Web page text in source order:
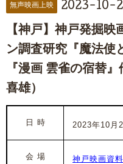
無声映画上映 2023-10-
【神戸】神戸発掘
ン調査研究『魔法使
『漫画 雲雀の宿替
喜雄）
日 時 2023年10月
会 場 神戸映画資